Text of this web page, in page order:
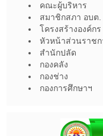
คณะผู้บริหาร
สมาชิกสภา อบต.
โครงสร้างองค์กร
หัวหน้าส่วนราชก
สำนักปลัด
กองคลัง
กองช่าง
กองการศึกษาฯ